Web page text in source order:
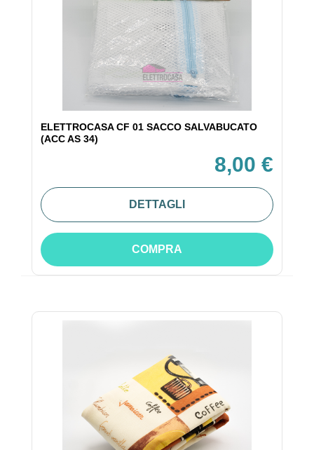
ELETTROCASA CF 01 SACCO SALVABUCATO
(ACC AS 34)
8,00 €
DETTAGLI
COMPRA